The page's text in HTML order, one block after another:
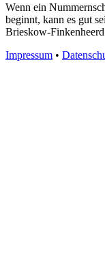
Wenn ein
beginnt, kann es gut
Brieskow-
Impressum •